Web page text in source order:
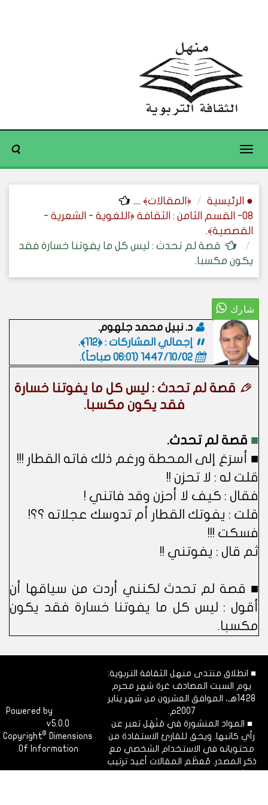
Toggle
● الرئيسية ﴿المقالات﴾ ....
08- القسم الثامن : الثقافة ﴿اللغوية - الشعرية -
القصصية﴾.
قصة لم تحدث : ليس كل ما يفوتنا خسارة فقد
يكون مكسبا.
د. نبيل محمد جلهوم.
إجمالي المشاركات : ﴿112﴾.
1447/10/02 (06:01 صباحاً)
.
قصة لم تحدث : ليس كل ما يفوتنا خسارة
فقد يكون مكسبا.
■ قصة لم تحدث.
■ أسرَعَ إلى المحطة ورغم ذلك فاته القطار !!!
قلت له : لا تحزن !!
فقال : كيف لا أحزن وقد فاتني !
قلت : يفوتك القطار أم تدوسك عجلاته ؟؟!
فسكت !!!
ثم قال : يفوتني !!
■ قصة لم تحدث لكنني أردت من سياقها أن
أقول : ليس كل ما يفوتنا خسارة فقد يكون
مكسبا.
■ انطلاق منتدى منهل الثقافة التربوية:
يوم السبت المصادف غرة شهر محرم
1428هـ، الموافق العشرون من شهر يناير
2007م.
■ المواد المنشورة في مَنْهَل تعبر عن
رأي كاتبها. ويحق للقارئ الاستفادة من
محتوياته في الاستخدام الشخصي مع
ذكر المصدر. مُعظَم المقالات أعيد ترتيب
Powered by
v5.0.0
Copyright©
Dimensions
Of Information.